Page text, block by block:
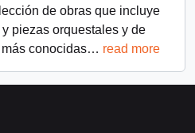
de obras que incluye
piezas orquestales y de
conocidas… read more